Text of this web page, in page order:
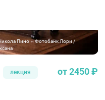
Пино – Фотобанк Лори /
лекция от 2450 ₽